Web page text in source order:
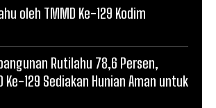
oleh TMMD Ke-129 Kodim
Rutilahu 78,6 Persen,
Ke-129 Sediakan Hunian Aman untuk